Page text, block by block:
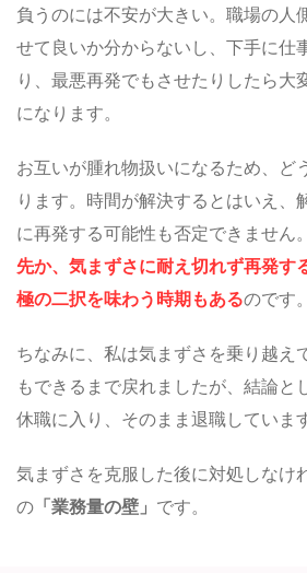
負うのには不安が大きい。職場の人
せて良いか分からないし、下手に仕
り、最悪再発でもさせたりしたら
になります。
お互いが腫れ物扱いになるため、ど
ります。時間が解決するとはいえ、
に再発する可能性も否定できません。
先か、気まずさに耐え切れず再発す
極の二択を味わう時期もあるのです。
ちなみに、私は気まずさを乗り越え
もできるまで戻れましたが、結論と
休職に入り、そのまま退職しています
気まずさを克服した後に対処しなけ
の 「業務量の壁」 です。